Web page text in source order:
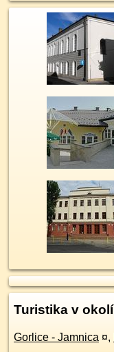
Turistika v okolí
Gorlice - Jamnica ¤,